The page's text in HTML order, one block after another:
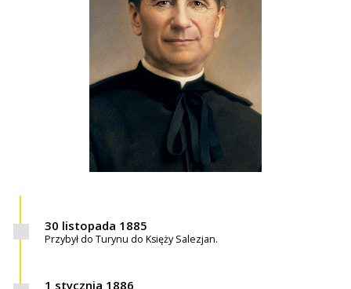
30 listopada 1885
Przybył do Turynu do Księży Salezjan.
1 stycznia 1886